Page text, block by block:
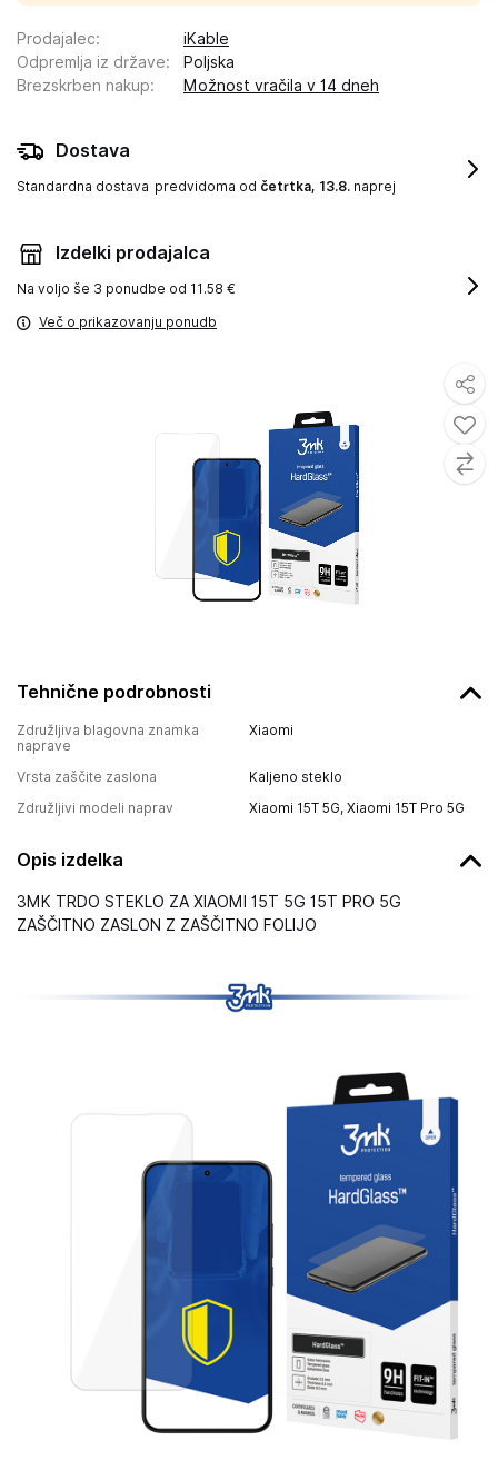
Tehnične podrobnosti
Združljiva blagovna znamka
naprave
Xiaomi
Vrsta zaščite zaslona
Kaljeno steklo
Združljivi modeli naprav
Xiaomi 15T 5G, Xiaomi 15T Pro 5G
Opis izdelka
3MK TRDO STEKLO ZA XIAOMI 15T 5G 15T PRO 5G
ZAŠČITNO ZASLON Z ZAŠČITNO FOLIJO
Prodajalec:
iKable
Odpremlja iz države:
Poljska
Brezskrben nakup: Možnost vračila v 14 dneh
Dostava
Standardna dostava predvidoma od četrtka, 13.8. naprej
Izdelki prodajalca
Na voljo še 3 ponudbe od 11.58 €
Več o prikazovanju ponudb